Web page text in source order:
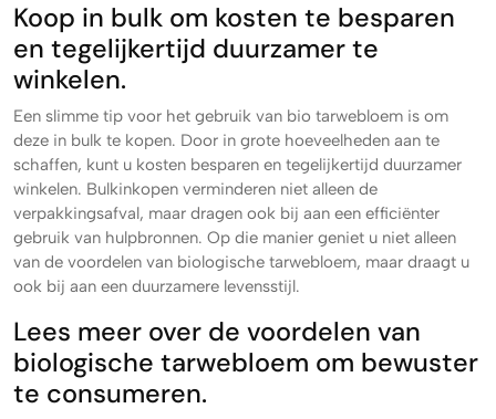
Koop in bulk om kosten te besparen
en tegelijkertijd duurzamer te
winkelen.
Een slimme tip voor het gebruik van bio tarwebloem is om
deze in bulk te kopen. Door in grote hoeveelheden aan te
schaffen, kunt u kosten besparen en tegelijkertijd duurzamer
winkelen. Bulkinkopen verminderen niet alleen de
verpakkingsafval, maar dragen ook bij aan een efficiënter
gebruik van hulpbronnen. Op die manier geniet u niet alleen
van de voordelen van biologische tarwebloem, maar draagt u
ook bij aan een duurzamere levensstijl.
Lees meer over de voordelen van
biologische tarwebloem om bewuster
te consumeren.